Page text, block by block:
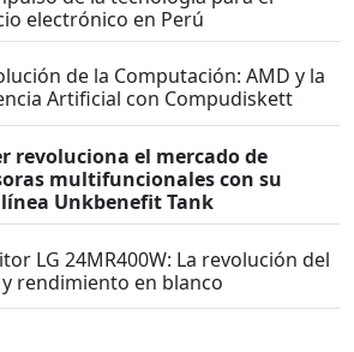
electrónico en Perú
de la Computación: AMD y la
Artificial con Compudiskett
revoluciona el mercado de
multifuncionales con su
Unkbenefit Tank
LG 24MR400W: La revolución del
rendimiento en blanco